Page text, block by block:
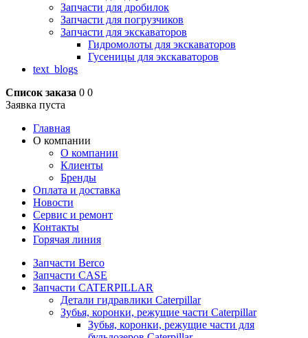
Запчасти для дробилок
Запчасти для погрузчиков
Запчасти для экскаваторов
Гидромолоты для экскаваторов
Гусеницы для экскаваторов
text_blogs
Список заказа 0 0
Заявка пуста
Главная
О компании
О компании
Клиенты
Бренды
Оплата и доставка
Новости
Сервис и ремонт
Контакты
Горячая линия
Запчасти Berco
Запчасти CASE
Запчасти CATERPILLAR
Детали гидравлики Caterpillar
Зубья, коронки, режущие части Caterpillar
Зубья, коронки, режущие части для